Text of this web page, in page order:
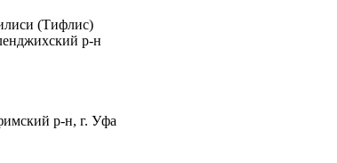
(Тифлис)
р-н
р-н, г. Уфа